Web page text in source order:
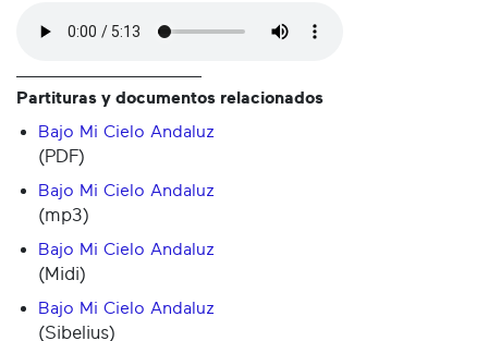
Partituras y documentos relacionados
Bajo Mi Cielo Andaluz
(PDF)
Bajo Mi Cielo Andaluz
(mp3)
Bajo Mi Cielo Andaluz
(Midi)
Bajo Mi Cielo Andaluz
(Sibelius)